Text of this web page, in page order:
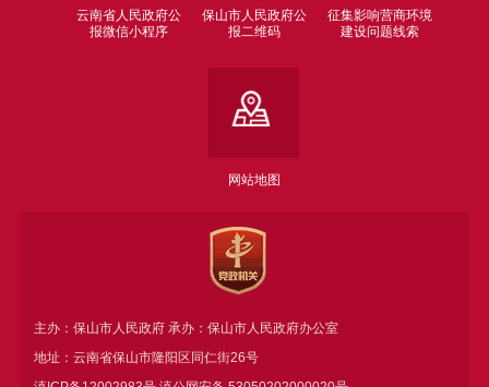
云南省人民政府公
报微信小程序
保山市人民政府公
报二维码
征集影响营商环境
建设问题线索
网站地图
主办：保山市人民政府 承办：保山市人民政府办公室
地址：云南省保山市隆阳区同仁街26号